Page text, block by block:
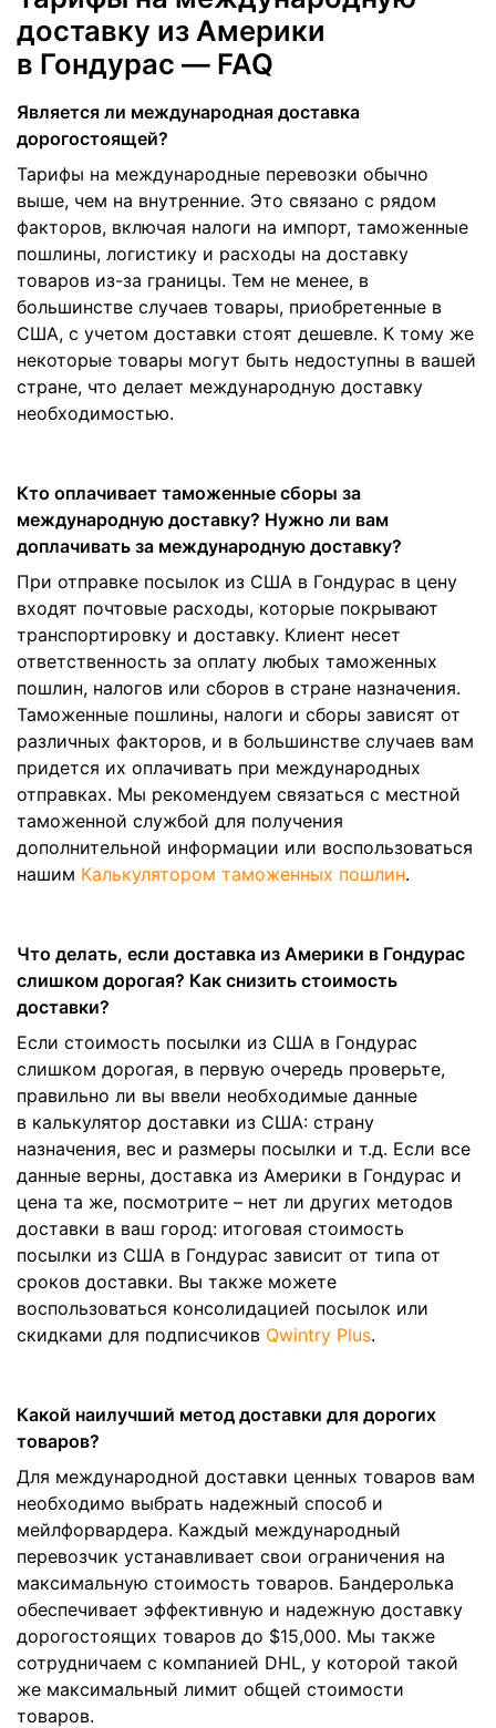
доставку из Америки
в Гондурас — FAQ
Является ли международная доставка
дорогостоящей?
Тарифы на международные перевозки обычно
выше, чем на внутренние. Это связано с рядом
факторов, включая налоги на импорт, таможенные
пошлины, логистику и расходы на доставку
товаров из-за границы. Тем не менее, в
большинстве случаев товары, приобретенные в
США, с учетом доставки стоят дешевле. К тому же
некоторые товары могут быть недоступны в вашей
стране, что делает международную доставку
необходимостью.
Кто оплачивает таможенные сборы за
международную доставку? Нужно ли вам
доплачивать за международную доставку?
При отправке посылок из США в Гондурас в цену
входят почтовые расходы, которые покрывают
транспортировку и доставку. Клиент несет
ответственность за оплату любых таможенных
пошлин, налогов или сборов в стране назначения.
Таможенные пошлины, налоги и сборы зависят от
различных факторов, и в большинстве случаев вам
придется их оплачивать при международных
отправках. Мы рекомендуем связаться с местной
таможенной службой для получения
дополнительной информации или воспользоваться
нашим Калькулятором таможенных пошлин.
Что делать, если доставка из Америки в Гондурас
слишком дорогая? Как снизить стоимость
доставки?
Если стоимость посылки из США в Гондурас
слишком дорогая, в первую очередь проверьте,
правильно ли вы ввели необходимые данные
в калькулятор доставки из США: страну
назначения, вес и размеры посылки и т.д. Если все
данные верны, доставка из Америки в Гондурас и
цена та же, посмотрите – нет ли других методов
доставки в ваш город: итоговая стоимость
посылки из США в Гондурас зависит от типа от
сроков доставки. Вы также можете
воспользоваться консолидацией посылок или
скидками для подписчиков Qwintry Plus.
Какой наилучший метод доставки для дорогих
товаров?
Для международной доставки ценных товаров вам
необходимо выбрать надежный способ и
мейлфорвардера. Каждый международный
перевозчик устанавливает свои ограничения на
максимальную стоимость товаров. Бандеролька
обеспечивает эффективную и надежную доставку
дорогостоящих товаров до $15,000. Мы также
сотрудничаем с компанией DHL, у которой такой
же максимальный лимит общей стоимости
товаров.